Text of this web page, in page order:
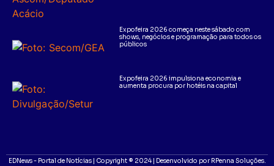
Expofeira 2026 começa neste sábado com
shows, negócios e programação para todos os
públicos
Expofeira 2026 impulsiona economia e
aumenta procura por hotéis na capital
EDNews - Portal de Notícias | Copyright ® 2024 | Desenvolvido por RPenna Soluções.